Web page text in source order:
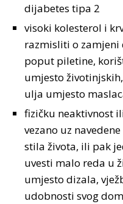
dijabetes tipa 2
visoki kolesterol i
razmisliti o zamjeni
poput piletine,
umjesto
ulja umjesto
fizičku neaktivnost
vezano uz
stila života, ili pak
uvesti malo reda u
umjesto dizala,
udobnosti svog